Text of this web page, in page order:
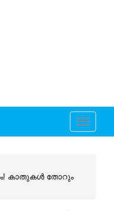
Toggle
കാതുകള്‍ തോറും